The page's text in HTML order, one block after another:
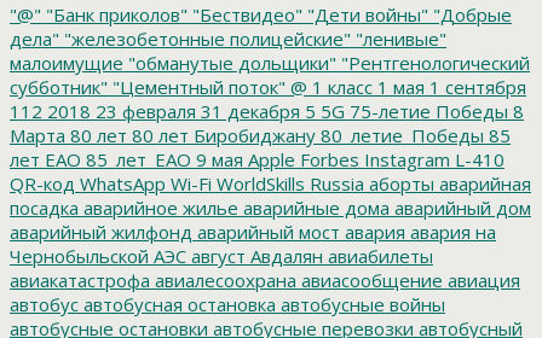
"@" "Банк приколов" "Бествидео" "Дети войны" "Добрые
дела" "железобетонные полицейские" "ленивые"
малоимущие "обманутые дольщики" "Рентгенологический
субботник" "Цементный поток" @ 1 класс 1 мая 1 сентября
112 2018 23 февраля 31 декабря 5 5G 75-летие Победы 8
Марта 80 лет 80 лет Биробиджану 80_летие_Победы 85
лет ЕАО 85_лет_ЕАО 9 мая Apple Forbes Instagram L-410
QR-код WhatsApp Wi-Fi WorldSkills Russia аборты аварийная
посадка аварийное жилье аварийные дома аварийный дом
аварийный жилфонд аварийный мост авария авария на
Чернобыльской АЭС август Авдалян авиабилеты
авиакатастрофа авиалесоохрана авиасообщение авиация
автобус автобусная остановка автобусные войны
автобусные остановки автобусные перевозки автобусный